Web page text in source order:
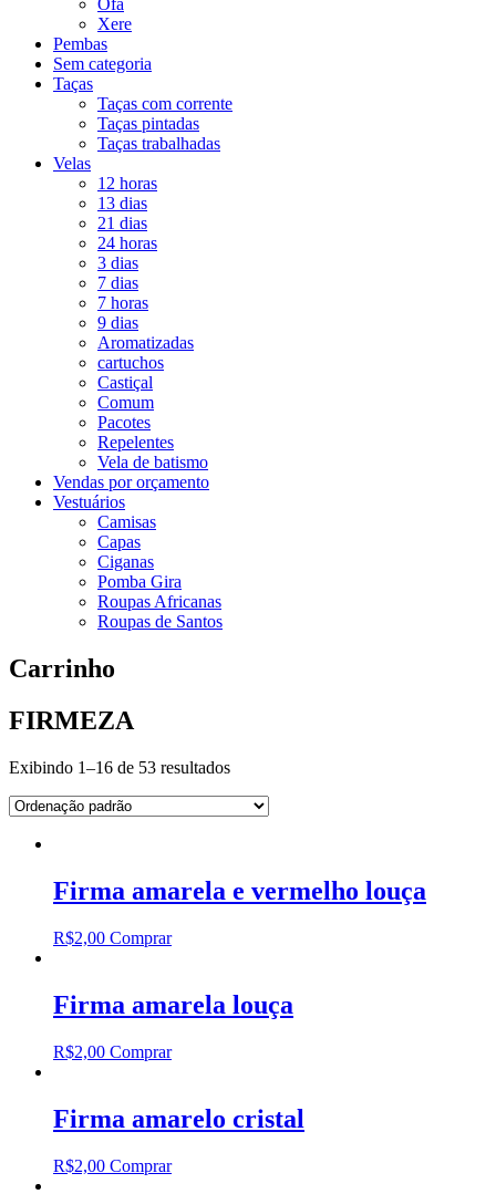
Ofá
Xere
Pembas
Sem categoria
Taças
Taças com corrente
Taças pintadas
Taças trabalhadas
Velas
12 horas
13 dias
21 dias
24 horas
3 dias
7 dias
7 horas
9 dias
Aromatizadas
cartuchos
Castiçal
Comum
Pacotes
Repelentes
Vela de batismo
Vendas por orçamento
Vestuários
Camisas
Capas
Ciganas
Pomba Gira
Roupas Africanas
Roupas de Santos
Carrinho
FIRMEZA
Exibindo 1–16 de 53 resultados
Firma amarela e vermelho louça
R$2,00 Comprar
Firma amarela louça
R$2,00 Comprar
Firma amarelo cristal
R$2,00 Comprar